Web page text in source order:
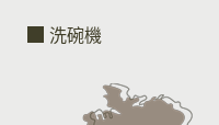
洗碗機